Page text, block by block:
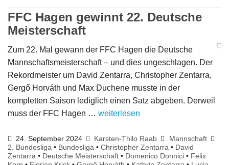
FFC Hagen gewinnt 22. Deutsche
Meisterschaft
Zum 22. Mal gewann der FFC Hagen die Deutsche
Mannschaftsmeisterschaft – und dies ungeschlagen. Der
Rekordmeister um David Zentarra, Christopher Zentarra,
Gergő Horváth und Max Duchene musste in der
kompletten Saison lediglich einen Satz abgeben. Derweil
muss der FFC Hagen … weiterlesen
24. September 2024 Karsten-Thilo Raab
Mannschaft
2. Bundesliga • Bundesliga • Christopher Zentarra • David
Zentarra • Deutsche Meisterschaft • Domenico Donnici • Felix